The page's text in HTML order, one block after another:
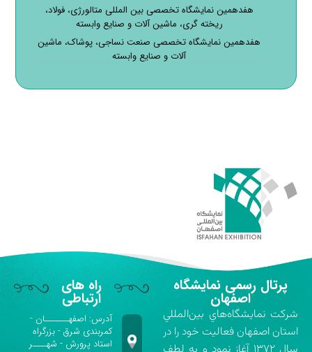
هفدهمین نمایشگاه تخصصی بین المللی متالورژی، فولاد،
ریخته گری، ماشین آلات و صنایع وابسته
هفدهمین نمایشگاه تخصصی صنعت نساجی، پوشاک، ماشین
آلات و صنایع وابسته
پرتال رسمی نمایشگاه
اصفهان
شركت نمايشگاه‌هاي بين‌المللي
استان اصفهان فعاليت خود را در
راه های
ارتباطی
آدرس: اصفهـــــــان -
کمربندی شرق - بزرگراه
استاد پرورش - شهــــر